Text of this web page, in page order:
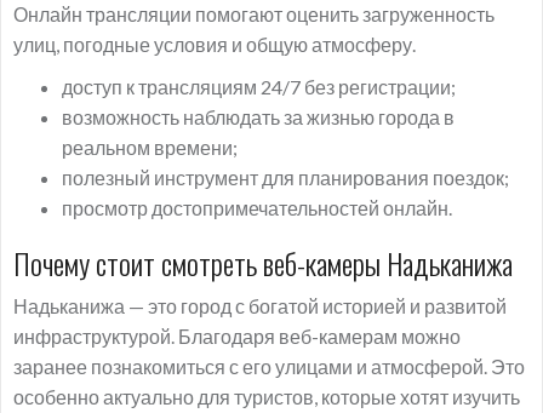
Онлайн трансляции помогают оценить загруженность
улиц, погодные условия и общую атмосферу.
доступ к трансляциям 24/7 без регистрации;
возможность наблюдать за жизнью города в
реальном времени;
полезный инструмент для планирования поездок;
просмотр достопримечательностей онлайн.
Почему стоит смотреть веб-камеры Надьканижа
Надьканижа — это город с богатой историей и развитой
инфраструктурой. Благодаря веб-камерам можно
заранее познакомиться с его улицами и атмосферой. Это
особенно актуально для туристов, которые хотят изучить